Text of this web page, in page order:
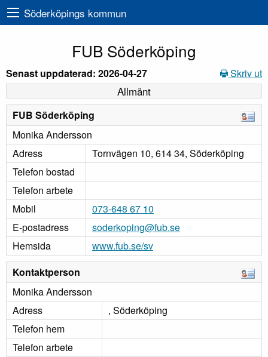
Söderköpings kommun
FUB Söderköping
Senast uppdaterad: 2026-04-27 Skriv ut
Allmänt
FUB Söderköping
Monika Andersson
Adress
Tornvägen 10, 614 34, Söderköping
Telefon bostad
Telefon arbete
Mobil
073-648 67 10
E-postadress
soderkoping@fub.se
Hemsida
www.fub.se/sv
Kontaktperson
Monika Andersson
Adress
, Söderköping
Telefon hem
Telefon arbete